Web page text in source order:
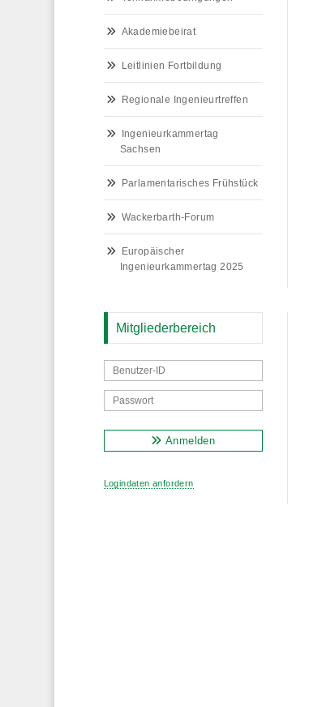
Akademiebeirat
Leitlinien Fortbildung
Regionale Ingenieurtreffen
Ingenieurkammertag
Sachsen
Parlamentarisches Frühstück
Wackerbarth-Forum
Europäischer
Ingenieurkammertag 2025
Mitgliederbereich
Anmelden
Logindaten anfordern